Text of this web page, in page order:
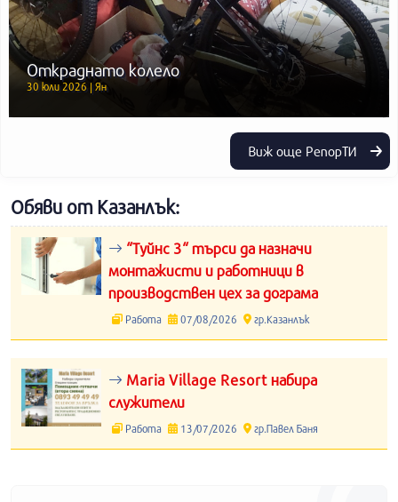
Откраднато колело
30 юли 2026 | Ян
Виж още РепорТИ
Обяви от Казанлък:
“Туйнс 3“ търси да назначи
монтажисти и работници в
производствен цех за дограма
Работа 07/08/2026 гр.Казанлък
Maria Village Resort набира
служители
Работа 13/07/2026 гр.Павел Баня